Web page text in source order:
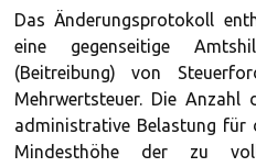
Das Änderungsprotokoll
eine gegenseitige
(Beitreibung) von
Mehrwertsteuer. Die
administrative Belastung
Mindesthöhe der zu